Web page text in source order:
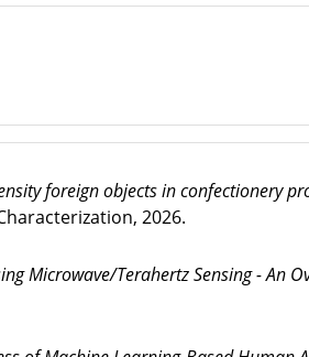
foreign objects in confectionery
2026.
Microwave/Terahertz Sensing - An